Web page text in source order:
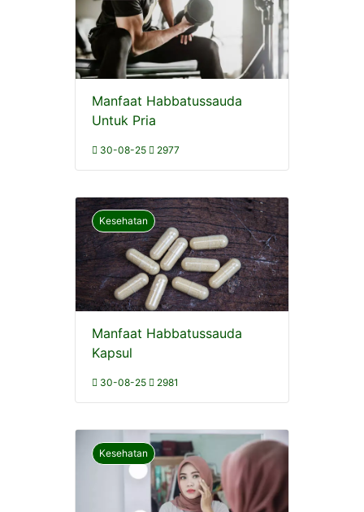
Manfaat Habbatussauda
Untuk Pria
30-08-25 2977
Kesehatan
Manfaat Habbatussauda
Kapsul
30-08-25 2981
Kesehatan